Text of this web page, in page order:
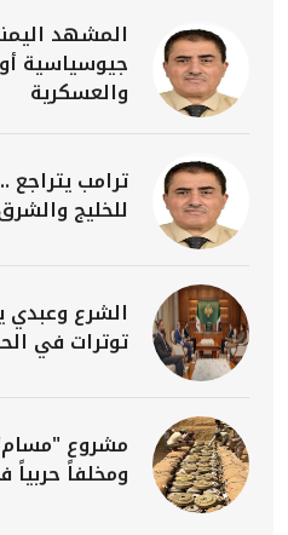
المشهد
جيوسياسية
والعسكرية
ترامب
للخليج
الشرع
توترات في
ومخلفاً